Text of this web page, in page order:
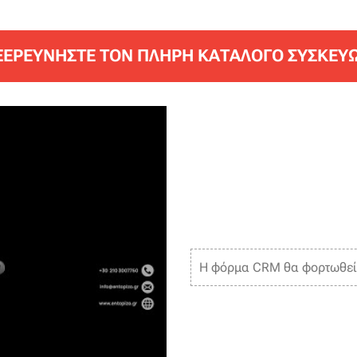
ΤΟΝ ΠΛΉΡΗ ΚΑΤΑΛΟΓΟ
Η φόρμα CRM θα